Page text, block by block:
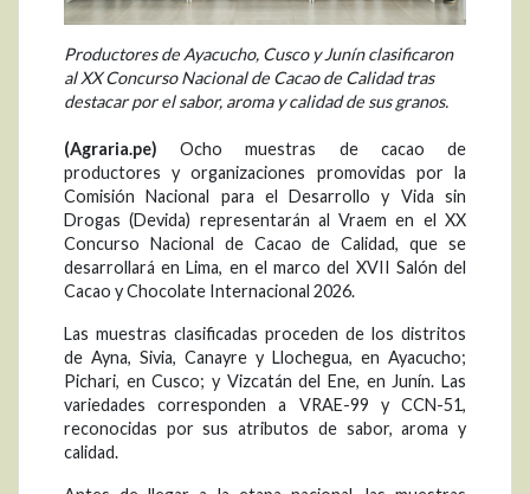
Productores de Ayacucho, Cusco y Junín clasificaron
al XX Concurso Nacional de Cacao de Calidad tras
destacar por el sabor, aroma y calidad de sus granos.
(Agraria.pe) Ocho muestras de cacao de
productores y organizaciones promovidas por la
Comisión Nacional para el Desarrollo y Vida sin
Drogas (Devida) representarán al Vraem en el XX
Concurso Nacional de Cacao de Calidad, que se
desarrollará en Lima, en el marco del XVII Salón del
Cacao y Chocolate Internacional 2026.
Las muestras clasificadas proceden de los distritos
de Ayna, Sivia, Canayre y Llochegua, en Ayacucho;
Pichari, en Cusco; y Vizcatán del Ene, en Junín. Las
variedades corresponden a VRAE-99 y CCN-51,
reconocidas por sus atributos de sabor, aroma y
calidad.